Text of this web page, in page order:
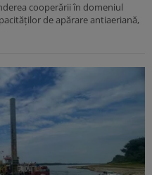
cooperării în domeniul
de apărare antiaeriană,